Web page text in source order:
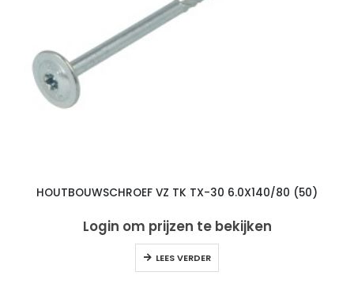
HOUTBOUWSCHROEF VZ TK TX-30 6.0X140/80 (50)
Login om prijzen te bekijken
LEES VERDER